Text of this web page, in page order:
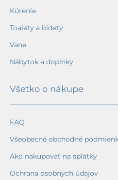
Kúrenie
Toalety a bidety
Vane
Nábytok a doplnky
Všetko o nákupe
FAQ
Všeobecné obchodné
Ako nakupovať na splátky
Ochrana osobných údajov